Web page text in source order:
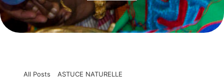
All Posts
ASTUCE NATURELLE